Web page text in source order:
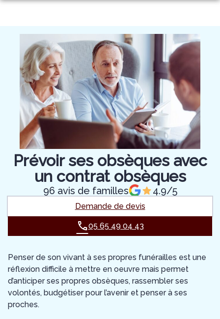
Aller
ORGANISER DES OBSÈQUES
PRÉVOIR SES OBSÈQUES
MONUMENTS FUNÉRAIRES
SERVICES AUX FAMILLES
CHAMBRES FUNERAIRES
NOTRE ÉQUIPE
ESPACES HOMMAGES
Prévoir ses obsèques avec
un contrat obsèques
96 avis de familles 4.9/5
Demande de devis
05 65 49 04 43
Penser de son vivant à ses propres funérailles est une
réflexion difficile à mettre en oeuvre mais permet
d’anticiper ses propres obsèques, rassembler ses
volontés, budgétiser pour l’avenir et penser à ses
proches.